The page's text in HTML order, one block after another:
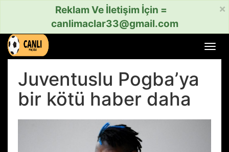
×
Reklam Ve İletişim İçin =
canlimaclar33@gmail.com
aç
Juventuslu Pogba’ya
bir kötü haber daha